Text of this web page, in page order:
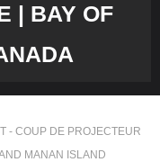
| BAY OF
- COUP DE PROJECTEUR
MANAN ISLAND